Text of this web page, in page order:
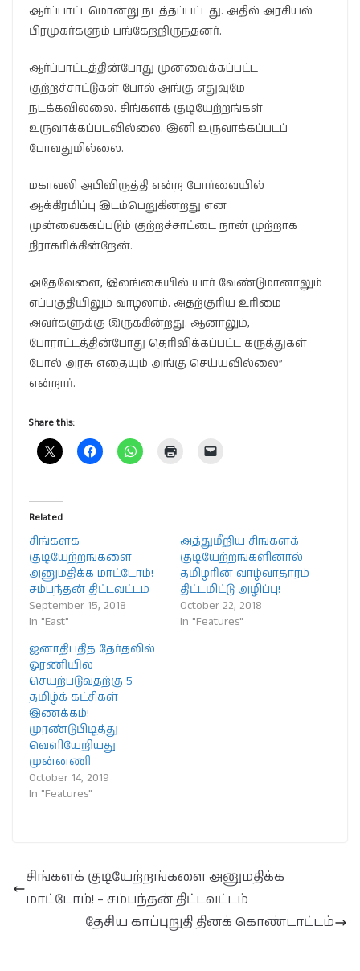
ஆர்ப்பாட்டமொன்று நடத்தப்பட்டது. அதில் அரசியல்
பிரமுகர்களும் பங்கேற்றிருந்தனர்.
ஆர்ப்பாட்டத்தின்போது முன்வைக்கப்பட்ட
குற்றச்சாட்டுகள் போல் அங்கு எதுவுமே
நடக்கவில்லை. சிங்களக் குடியேற்றங்கள்
உருவாக்கப்படவில்லை. இனி உருவாக்கப்படப்
போவதுமில்லை.
மகாவலி அபிவிருத்தி என்ற போர்வையில்
ஆக்கிரமிப்பு இடம்பெறுகின்றது என
முன்வைக்கப்படும் குற்றச்சாட்டை நான் முற்றாக
நிராகரிக்கின்றேன்.
அதேவேளை, இலங்கையில் யார் வேண்டுமானாலும்
எப்பகுதியிலும் வாழலாம். அதற்குரிய உரிமை
அவர்களுக்கு இருக்கின்றது. ஆனாலும்,
போராட்டத்தின்போது தெரிவிக்கப்பட்ட கருத்துகள்
போல் அரசு எதையும் அங்கு செய்யவில்லை” –
என்றார்.
Share this:
Related
சிங்களக்
குடியேற்றங்களை
அனுமதிக்க மாட்டோம்! –
சம்பந்தன் திட்டவட்டம்
September 15, 2018
In "East"
அத்துமீறிய சிங்களக்
குடியேற்றங்களினால்
தமிழரின் வாழ்வாதாரம்
திட்டமிட்டு அழிப்பு!
October 22, 2018
In "Features"
ஜனாதிபதித் தேர்தலில்
ஓரணியில்
செயற்படுவதற்கு 5
தமிழ்க் கட்சிகள்
இணக்கம்! –
முரண்டுபிடித்து
வெளியேறியது
முன்னணி
October 14, 2019
In "Features"
சிங்களக் குடியேற்றங்களை அனுமதிக்க
மாட்டோம்! – சம்பந்தன் திட்டவட்டம்
தேசிய காப்புறுதி தினக் கொண்டாட்டம்